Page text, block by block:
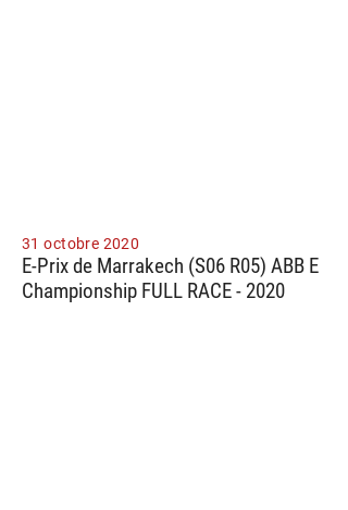
31 octobre 2020
E-Prix de Marrakech (S06 R05) ABB E
Championship FULL RACE - 2020